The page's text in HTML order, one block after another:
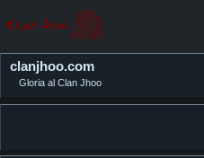
clanjhoo.com
Gloria al Clan Jhoo